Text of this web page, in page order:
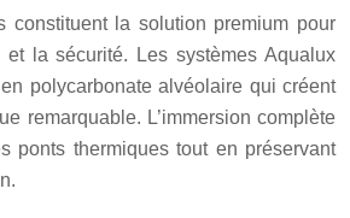
constituent la solution premium pour
et la sécurité. Les systèmes Aqualux
polycarbonate alvéolaire qui créent
remarquable. L’immersion complète
ponts thermiques tout en préservant